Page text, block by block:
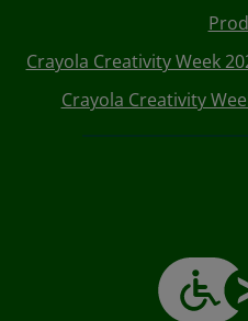
Crayola Creativity Week
Crayola Creativity